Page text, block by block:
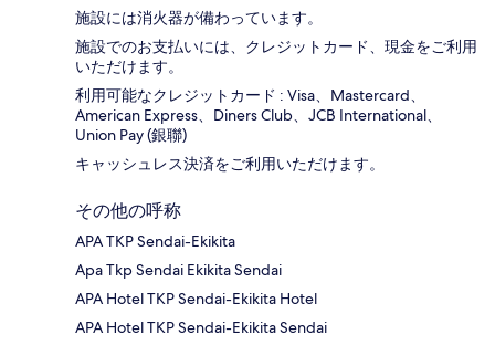
施設には消火器が備わっています。
施設でのお支払いには、クレジットカード、現金をご利用
いただけます。
利用可能なクレジットカード : Visa、Mastercard、
American Express、Diners Club、JCB International、
Union Pay (銀聯)
キャッシュレス決済をご利用いただけます。
その他の呼称
APA TKP Sendai-Ekikita
Apa Tkp Sendai Ekikita Sendai
APA Hotel TKP Sendai-Ekikita Hotel
APA Hotel TKP Sendai-Ekikita Sendai